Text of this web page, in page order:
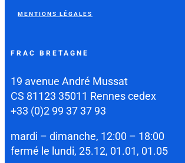
MENTIONS LÉGALES
FRAC BRETAGNE
19 avenue André Mussat
CS 81123 35011 Rennes cedex
+33 (0)2 99 37 37 93
mardi – dimanche, 12:00 – 18:00
fermé le lundi, 25.12, 01.01, 01.05